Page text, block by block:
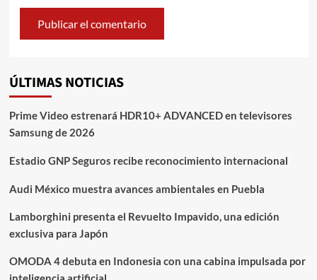
ÚLTIMAS NOTICIAS
Prime Video estrenará HDR10+ ADVANCED en televisores
Samsung de 2026
Estadio GNP Seguros recibe reconocimiento internacional
Audi México muestra avances ambientales en Puebla
Lamborghini presenta el Revuelto Impavido, una edición
exclusiva para Japón
OMODA 4 debuta en Indonesia con una cabina impulsada por